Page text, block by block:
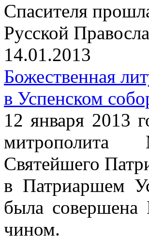
Спасителя
Русской
14.01.2013
Божественная
в Успенском
12 января 2013
митрополита
Святейшего
в Патриаршем
была совершена
чином.